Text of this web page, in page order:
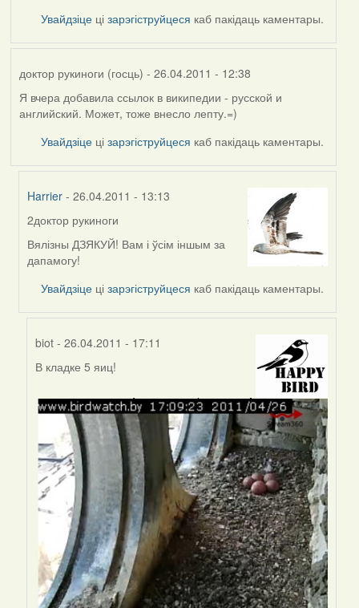
Увайдзіце цізарэгіструйцеся каб пакідаць каментары.
доктор рукиноги (госць) - 26.04.2011 - 12:38
Я вчера добавила ссылок в википедии - русской и
английский. Может, тоже внесло лепту.=)
Увайдзіце цізарэгіструйцеся каб пакідаць каментары.
Harrier - 26.04.2011 - 13:13
In
reply
to
доктор
рукиноги
2доктор рукиноги
Вялізны ДЗЯКУЙ! Вам і ўсім іншым за
дапамогу!
Увайдзіце цізарэгіструйцеся каб пакідаць каментары.
biot - 26.04.2011 - 17:11
In
to
Harrier
В кладке 5 яиц!